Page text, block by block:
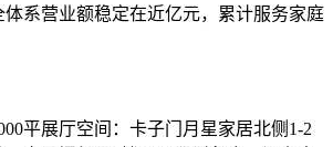
体系营业额稳定在近亿元，累计服务家庭
平展厅空间：卡子门月星家居北侧1-2